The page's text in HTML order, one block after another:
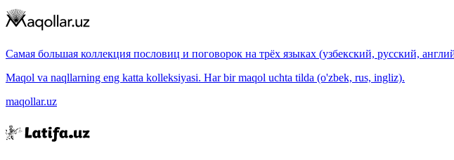
Самая большая коллекция пословиц и поговорок на трёх языках (узбекский, русский,
Maqol va naqllarning eng katta kolleksiyasi. Har bir maqol uchta tilda (o'zbek, rus, ingliz).
maqollar.uz